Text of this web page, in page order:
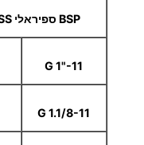
BSP ספיראלי HSS קובלט
G 1"-11
G 1.1/8-11